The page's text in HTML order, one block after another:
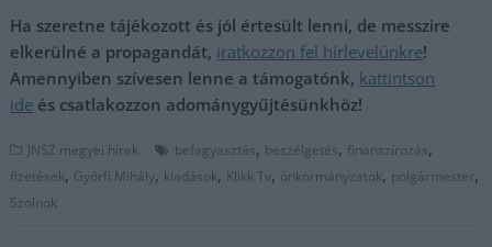
Ha szeretne tájékozott és jól értesült lenni, de messzire
elkerülné a propagandát, iratkozzon fel hírlevelünkre!
Amennyiben szívesen lenne a támogatónk, kattintson
ide és csatlakozzon adománygyűjtésünkhöz!
JNSZ megyei hírek befagyasztás, beszélgetés, finanszírozás,
fizetések, Győrfi Mihály, kiadások, Klikk Tv, önkormányzatok, polgármester,
Szolnok